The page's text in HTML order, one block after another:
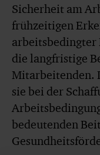
Sicherheit am
frühzeitigen
arbeitsbedingter
die langfristige
Mitarbeitenden.
sie bei der
bedeutenden